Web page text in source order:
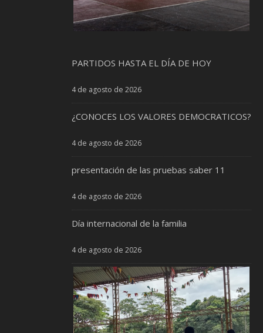
PARTIDOS HASTA EL DÍA DE HOY
4 de agosto de 2026
¿CONOCES LOS VALORES DEMOCRATICOS?
4 de agosto de 2026
presentación de las pruebas saber 11
4 de agosto de 2026
Día internacional de la familia
4 de agosto de 2026